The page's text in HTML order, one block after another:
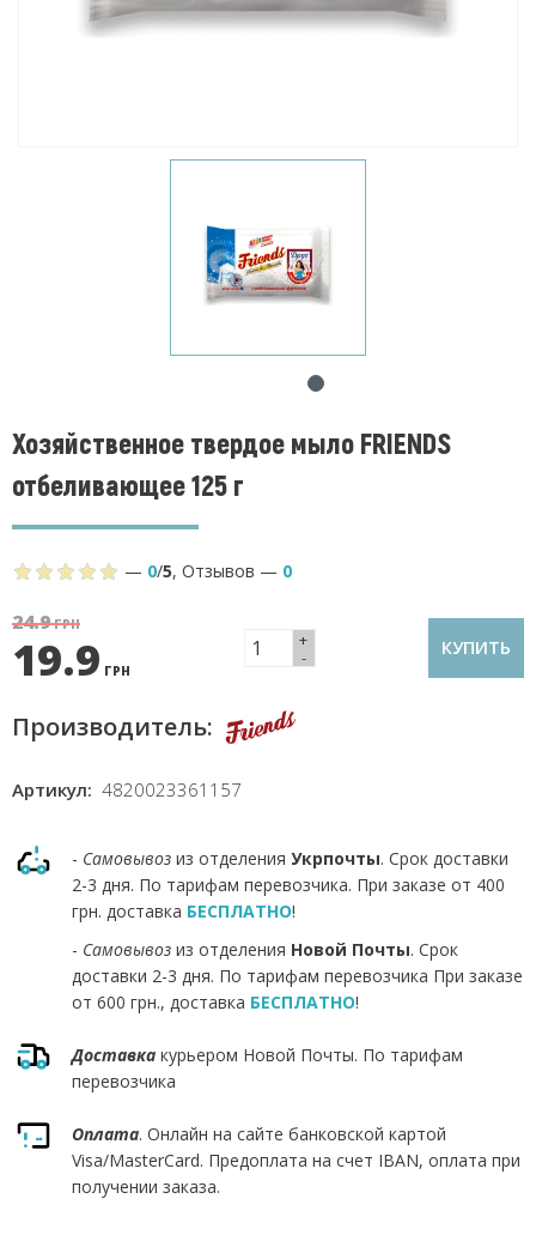
Хозяйственное твердое мыло FRIENDS
отбеливающее 125 г
— 0/5, Отзывов — 0
24.9ГРН
19.9 ГРН
+
-
КУПИТЬ
Производитель:
Артикул: 4820023361157
- Самовывоз из отделения Укрпочты. Срок доставки
2-3 дня. По тарифам перевозчика. При заказе от 400
грн. доставка БЕСПЛАТНО!
- Самовывоз из отделения Новой Почты. Срок
доставки 2-3 дня. По тарифам перевозчика При заказе
от 600 грн., доставка БЕСПЛАТНО!
Доставка курьером Новой Почты. По тарифам
перевозчика
Оплата. Онлайн на сайте банковской картой
Visa/MasterCard. Предоплата на счет IBAN, оплата при
получении заказа.